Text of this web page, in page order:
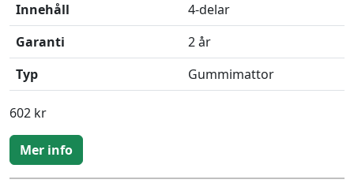
Innehåll
4-delar
Garanti
2 år
Typ
Gummimattor
602 kr
Mer info